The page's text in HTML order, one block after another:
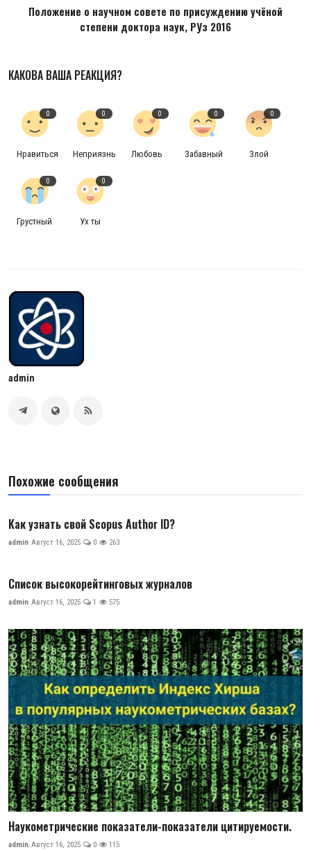
Положение о научном совете по присуждению учёной
степени доктора наук, РУз 2016
КАКОВА ВАША РЕАКЦИЯ?
0
Нравиться
0
Неприязнь
0
Любовь
0
Забавный
0
Злой
0
Грустный
0
Ух ты
admin
Похожие сообщения
Как узнать свой Scopus Author ID?
admin Август 16, 2025 0 263
Список высокорейтинговых журналов
admin Август 16, 2025 1 575
Наукометрические показатели-показатели цитируемости.
admin Август 16, 2025 0 115